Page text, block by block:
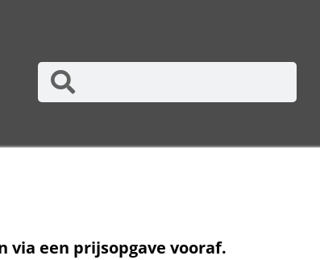
een prijsopgave vooraf.